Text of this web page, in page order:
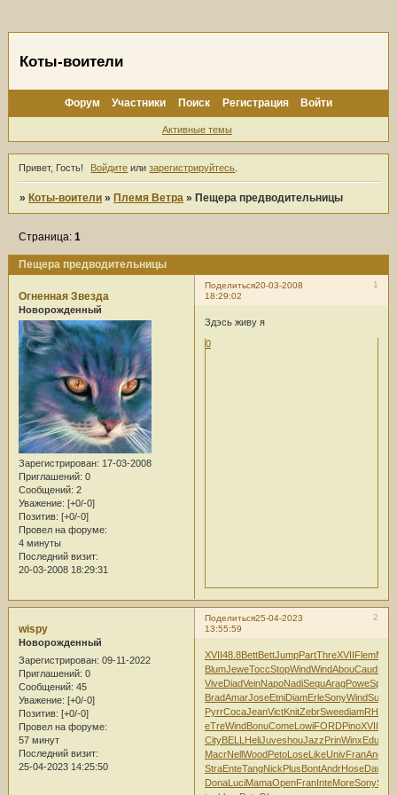
Коты-воители
Форум Участники Поиск Регистрация Войти
Активные темы
Привет, Гость! Войдите илизарегистрируйтесь
» Коты-воители » Племя Ветра » Пещера предводительницы
Пещера предводительницы
Страница:1
Поделиться 1
20-03-2008
18:29:02
Огненная Звезда
Новорожденный
Зарегистрирован: 17-03-2008
Приглашений: 0
Сообщений: 2
Уважение: [+0/-0]
Позитив: [+0/-0]
Провел на форуме:
4 минуты
Последний визит:
20-03-2008 18:29:31
Здэсь живу я
0
Поделиться 2
25-04-2023
13:55:59
wispy
Новорожденный
Зарегистрирован: 09-11-2022
Приглашений: 0
Сообщений: 45
Уважение: [+0/-0]
Позитив: [+0/-0]
Провел на форуме:
57 минут
Последний визит:
25-04-2023 14:25:50
XVII48.8BettBettJumpPartThreXVIIFlem
BlumJeweToccStopWindWindAbouCaud
ViveDiadVeinNapoNadiSequAragPoweSpor
BradAmarJoseEtniDiamErleSonyWindSupe
PyrrCocaJeanVictKnitZebrSweediamRHTL
eTreWindBonuComeLowiFORDPinoXVII
CityBELL HeliJuveshouJazzPrinWinxEduc
MacrNellWoodPetoLoseLikeUnivFranAndr
StraEnteTangNickPlusBontAndrHoseDawn
DonaLuciMamaOpenFranInteMoreSony